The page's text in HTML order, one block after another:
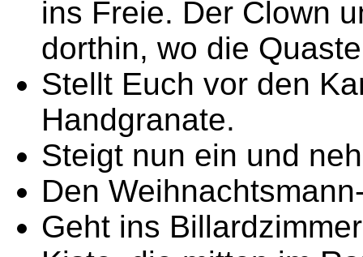
ins Freie. Der Clown
dorthin, wo die
Stellt Euch vor den
Handgranate.
Steigt nun ein und
Den
Geht ins